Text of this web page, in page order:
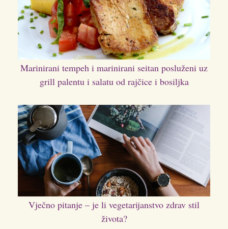
Marinirani tempeh i marinirani seitan posluženi uz
grill palentu i salatu od rajčice i bosiljka
Vječno pitanje – je li vegetarijanstvo zdrav stil
života?